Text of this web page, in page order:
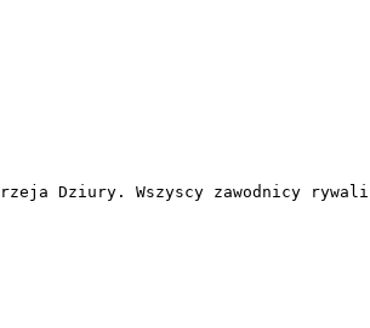
Dziury. Wszyscy zawodnicy